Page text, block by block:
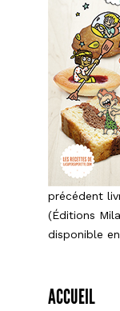
précédent
(Éditions
disponible
ACCUEIL